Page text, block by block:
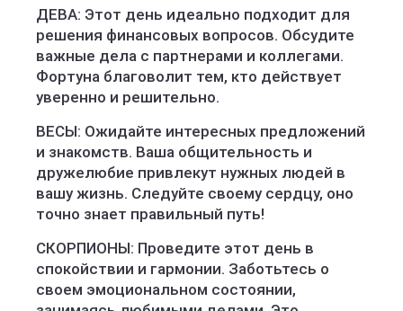
ДЕВА: Этот день идеально подходит для
решения финансовых вопросов. Обсудите
важные дела с партнерами и коллегами.
Фортуна благоволит тем, кто действует
уверенно и решительно.
ВЕСЫ: Ожидайте интересных предложений
и знакомств. Ваша общительность и
дружелюбие привлекут нужных людей в
вашу жизнь. Следуйте своему сердцу, оно
точно знает правильный путь!
СКОРПИОНЫ: Проведите этот день в
спокойствии и гармонии. Заботьтесь о
своем эмоциональном состоянии,